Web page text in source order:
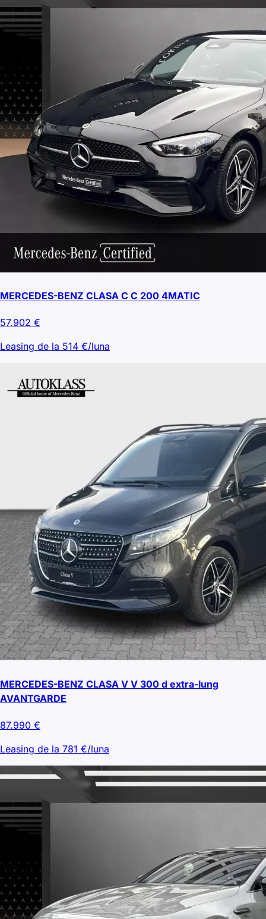
MERCEDES-BENZ CLASA C C 200 4MATIC
57.902 €
Leasing de la 514 €/luna
MERCEDES-BENZ CLASA V V 300 d extra-lung
AVANTGARDE
87.990 €
Leasing de la 781 €/luna